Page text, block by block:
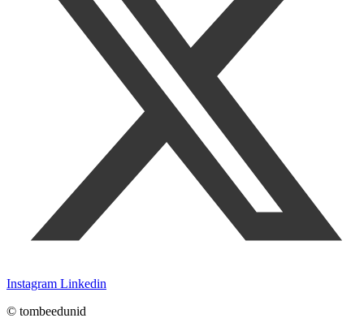
Instagram Linkedin
© tombeedunid